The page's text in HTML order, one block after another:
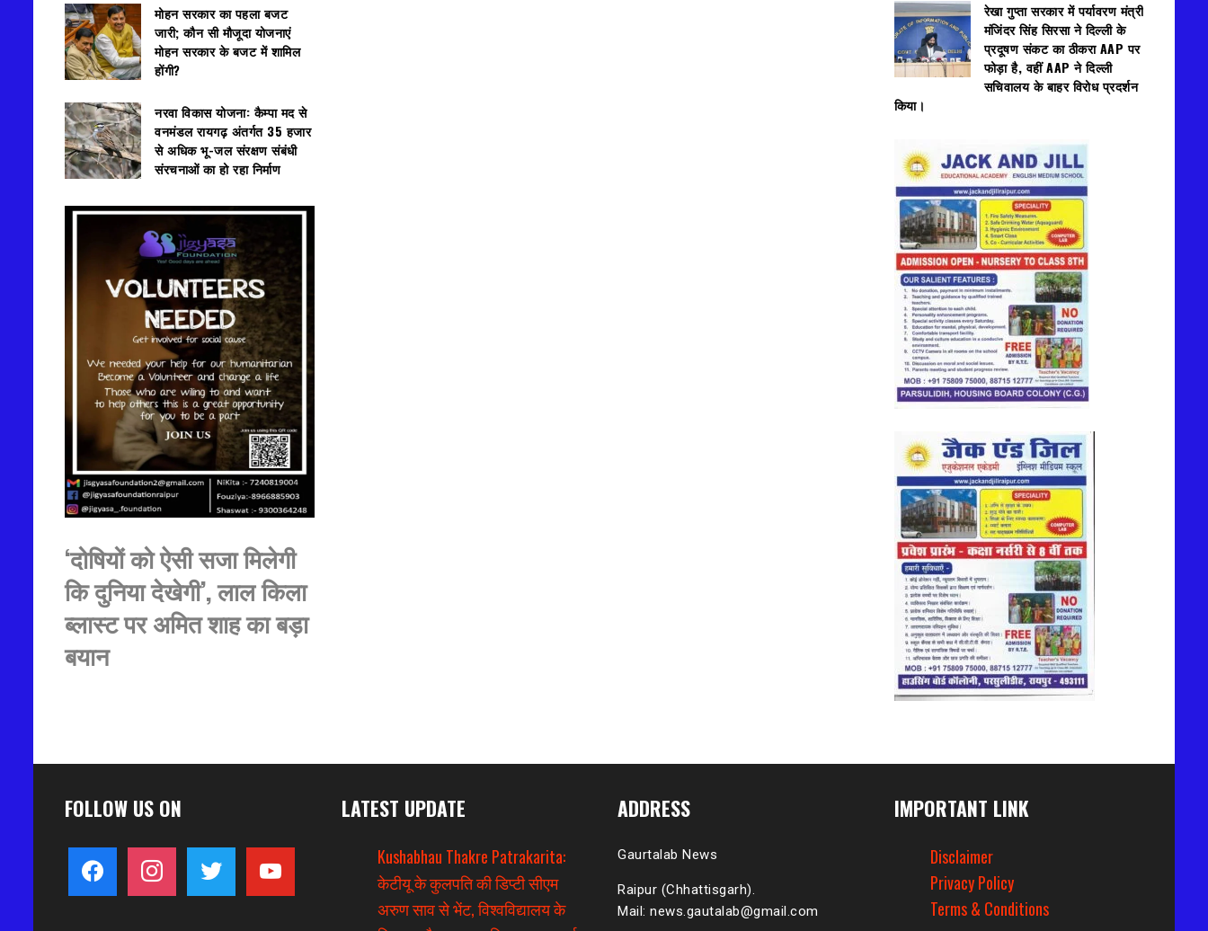
मोहन सरकार का पहला बजट
जारी; कौन सी मौजूदा योजनाएं
मोहन सरकार के बजट में शामिल
होंगी?
नरवा विकास योजना: कैम्पा मद से
वनमंडल रायगढ़ अंतर्गत 35 हजार
से अधिक भू-जल संरक्षण संबंधी
संरचनाओं का हो रहा निर्माण
‘दोषियों को ऐसी सजा मिलेगी
कि दुनिया देखेगी’, लाल किला
ब्लास्ट पर अमित शाह का बड़ा
बयान
रेखा गुप्ता सरकार में पर्यावरण मंत्री
मंजिंदर सिंह सिरसा ने दिल्ली के
प्रदूषण संकट का ठीकरा AAP पर
फोड़ा है, वहीं AAP ने दिल्ली
सचिवालय के बाहर विरोध प्रदर्शन
किया।
FOLLOW US ON
facebook instagram twitter youtube
LATEST UPDATE
Kushabhau Thakre Patrakarita:
केटीयू के कुलपति की डिप्टी सीएम
अरुण साव से भेंट, विश्वविद्यालय के
ADDRESS
Gaurtalab News
Raipur (Chhattisgarh).
Mail: news.gautalab@gmail.com
IMPORTANT LINK
Disclaimer
Privacy Policy
Terms & Conditions